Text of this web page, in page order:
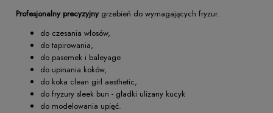
Profesjonalny precyzyjny grzebień do wymagających fryzur.
do czesania włosów,
do tapirowania,
do pasemek i baleyage
do upinania koków,
do koka clean girl aesthetic,
do fryzury sleek bun - gładki ulizany kucyk
do modelowania upięć.